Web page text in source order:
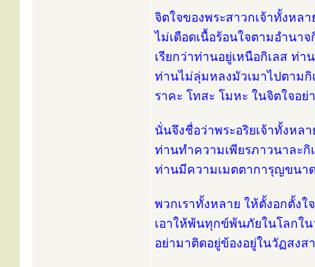
จิตใจของพระสาวกเจ้าทั้งห
ไม่เดือดเนื้อร้อนใจตามอำนาจ
เรียกว่าท่านอยู่เหนือกิเลส ท่า
ท่านไม่ลุ่มหลงมัวเมาไปตามกิ
ราคะ โทสะ โมหะ ในจิตใจอย่
นั่นจึงชื่อว่าพระอริยเจ้าทั้งหลา
ท่านทำความเพียรภาวนาละ
ท่านมีความเมตตาการุญขน
พวกเราทั้งหลาย ให้ตั้งอกตั้ง
เอาให้พ้นทุกข์พ้นภัยในโลกใน
อย่ามาติดอยู่ข้องอยู่ในวัฏสงส